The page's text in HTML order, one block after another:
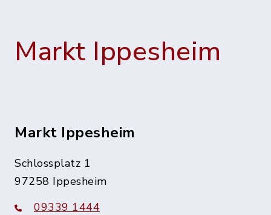
Markt Ippesheim
Markt Ippesheim
Schlossplatz 1
97258 Ippesheim
09339 1444